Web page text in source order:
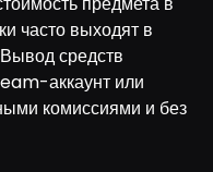
часто выходят в
средств
аккаунт или
комиссиями и без